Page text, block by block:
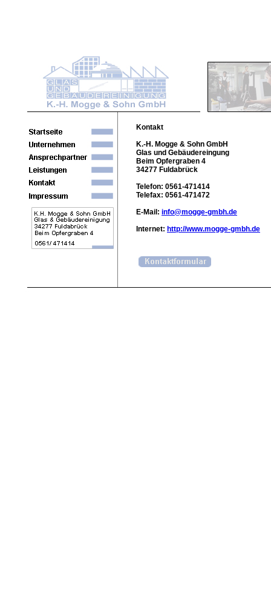
Kontakt
K.-H. Mogge & Sohn GmbH
Glas und Gebäudereingung
Beim Opfergraben 4
34277 Fuldabrück
Telefon: 0561-471414
Telefax: 0561-471472
E-Mail: info@mogge-gmbh.de
Internet: http://www.mogge-gmbh.de